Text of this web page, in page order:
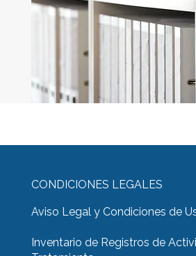
CONDICIONES LEGALES
Aviso Legal y Condiciones de
Inventario de Registros de